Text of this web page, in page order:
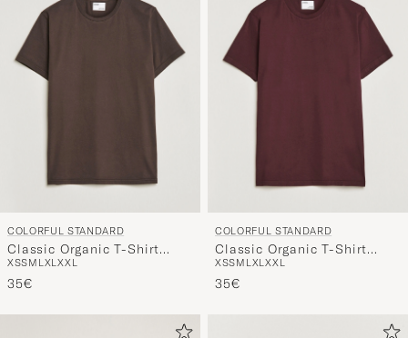
COLORFUL STANDARD
Classic Organic T-Shirt
Coffee Brown
XSSM LXLXXL
35€
COLORFUL STANDARD
Classic Organic T-Shirt
Oxblood Red
XSSM LXLXXL
35€